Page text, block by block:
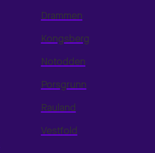
Drammen
Kongsberg
Notodden
Porsgrunn
Rauland
Vestfold